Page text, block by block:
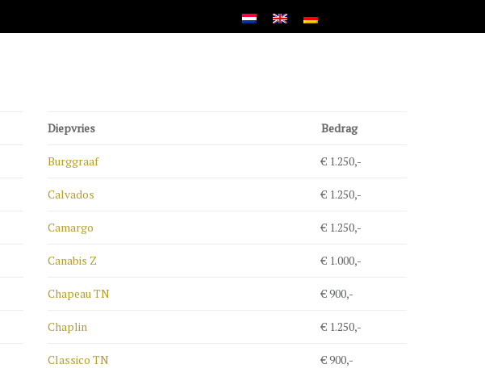
Diepvries Bedrag
Burggraaf € 1.250,-
Calvados € 1.250,-
Camargo € 1.250,-
Canabis Z € 1.000,-
Chapeau TN € 900,-
Chaplin € 1.250,-
Classico TN € 900,-